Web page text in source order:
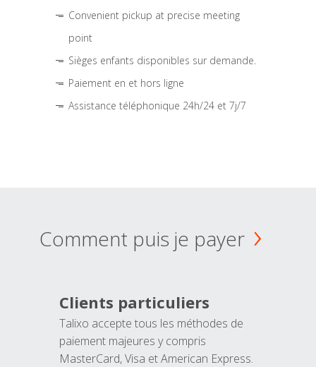
Convenient pickup at precise meeting
point
Sièges enfants disponibles sur demande.
Paiement en et hors ligne
Assistance téléphonique 24h/24 et 7j/7
Comment puis je payer
Clients particuliers
Talixo accepte tous les méthodes de
paiement majeures y compris
MasterCard, Visa et American Express.